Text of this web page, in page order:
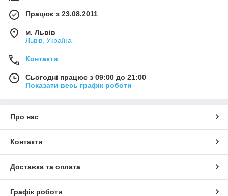
Працює з 23.08.2011
м. Львів
Львів, Україна
Контакти
Сьогодні працює з 09:00 до 21:00
Показати весь графік роботи
Про нас
Контакти
Доставка та оплата
Графік роботи